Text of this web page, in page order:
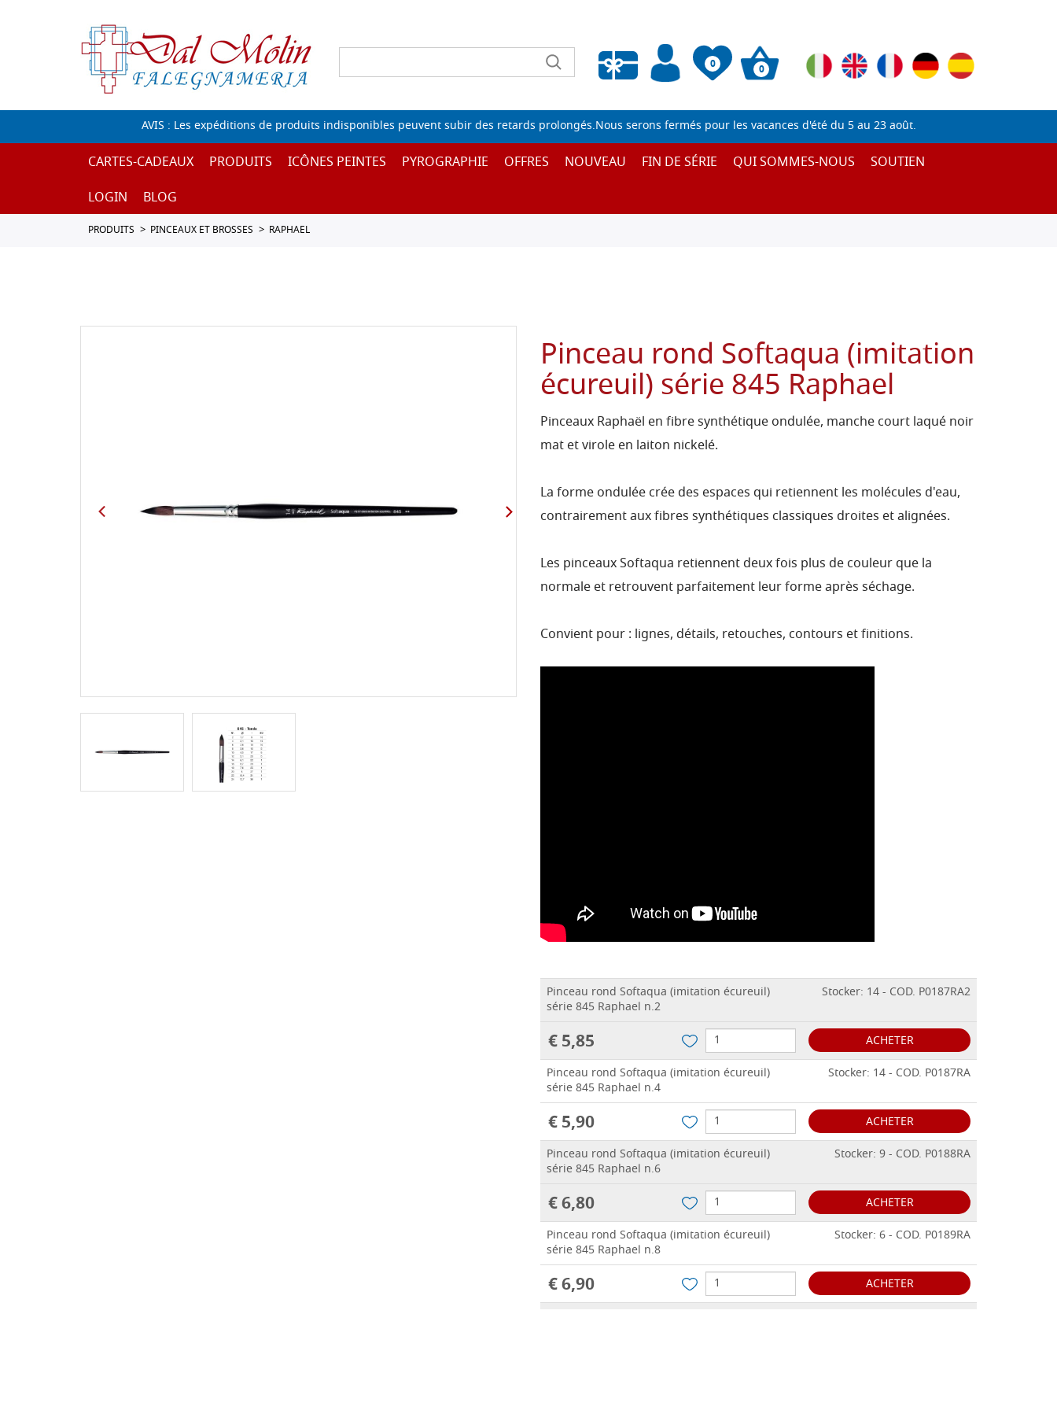
0
Liste de souhaits vide
0
AVIS : Les expéditions de produits indisponibles peuvent subir des retards prolongés.Nous serons fermés pour les vacances d'été du 5 au 23 août.
CARTES-CADEAUX PRODUITS ICÔNES PEINTES PYROGRAPHIE OFFRES NOUVEAU FIN DE SÉRIE QUI SOMMES-NOUS
SOUTIEN
LOGIN
BLOG
PRODUITS PINCEAUX ET BROSSES RAPHAEL
Pinceau rond Softaqua (imitation
écureuil) série 845 Raphael
Pinceaux Raphaël en fibre synthétique ondulée, manche court laqué noir
mat et virole en laiton nickelé.
La forme ondulée crée des espaces qui retiennent les molécules d'eau,
contrairement aux fibres synthétiques classiques droites et alignées.
Les pinceaux Softaqua retiennent deux fois plus de couleur que la
normale et retrouvent parfaitement leur forme après séchage.
Convient pour : lignes, détails, retouches, contours et finitions.
Pinceau rond Softaqua (imitation écureuil)
série 845 Raphael n.2
Stocker: 14 - COD. P0187RA2
€ 5,85
ACHETER
Pinceau rond Softaqua (imitation écureuil)
série 845 Raphael n.4
Stocker: 14 - COD. P0187RA
€ 5,90
ACHETER
Pinceau rond Softaqua (imitation écureuil)
série 845 Raphael n.6
Stocker: 9 - COD. P0188RA
€ 6,80
ACHETER
Pinceau rond Softaqua (imitation écureuil)
série 845 Raphael n.8
Stocker: 6 - COD. P0189RA
€ 6,90
ACHETER